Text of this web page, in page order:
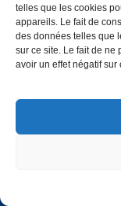
telles que les cookies
appareils. Le fait de
des données telles que
sur ce site. Le fait de ne
avoir un effet négatif
OÙ NOUS
Campus principal
3800, rue
Montréal (Québec)
Consultez les
© 2026 Collège de